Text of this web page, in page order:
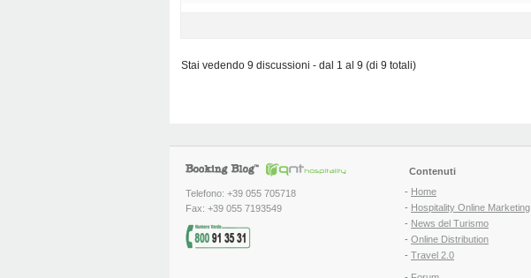
Stai vedendo 9 discussioni - dal 1 al 9 (di 9 totali)
Telefono: +39 055 705718
Fax: +39 055 7193549
Contenuti
- Home
- Hospitality Online Marketing
- News del Turismo
- Online Distribution
- Travel 2.0